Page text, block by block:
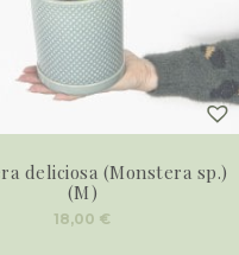
deliciosa (Monstera sp.)
(M)
18,00 €